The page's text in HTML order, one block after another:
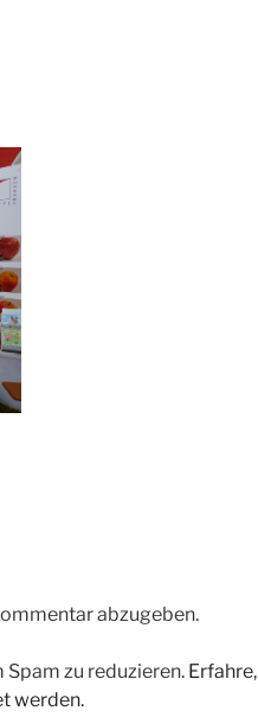
abzugeben.
zu reduzieren. Erfahre,
werden.